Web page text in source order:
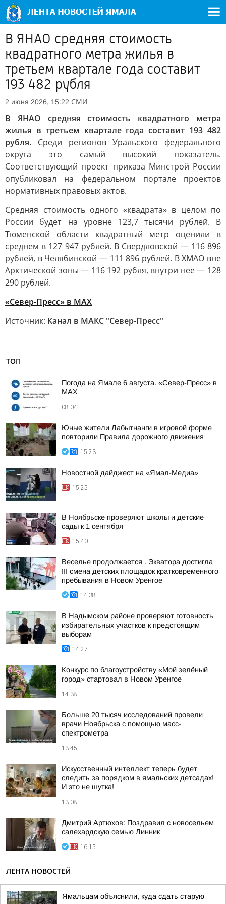
В ЯНАО средняя стоимость
квадратного метра жилья в
третьем квартале года составит
193 482 рубля
2 июня 2026, 15:22 СМИ
В ЯНАО средняя стоимость квадратного метра
жилья в третьем квартале года составит 193 482
рубля. Среди регионов Уральского федерального
округа это самый высокий показатель.
Соответствующий проект приказа Минстрой России
опубликовал на федеральном портале проектов
нормативных правовых актов.
Средняя стоимость одного «квадрата» в целом по
России будет на уровне 123,7 тысячи рублей. В
Тюменской области квадратный метр оценили в
среднем в 127 947 рублей. В Свердловской — 116 896
рублей, в Челябинской — 111 896 рублей. В ХМАО вне
Арктической зоны — 116 192 рубля, внутри нее — 128
290 рублей.
«Север-Пресс» в MAX
Источник: Канал в МАКС "Север-Пресс"
ТОП
Погода на Ямале 6 августа. «Север-Пресс» в
MAX
08:04
Юные жители Лабытнанги в игровой форме
повторили Правила дорожного движения
15:23
Новостной дайджест на «Ямал-Медиа»
15:25
В Ноябрьске проверяют школы и детские
сады к 1 сентября
15:40
Веселье продолжается . Экватора достигла
III смена детских площадок кратковременного
пребывания в Новом Уренгое
14:38
В Надымском районе проверяют готовность
избирательных участков к предстоящим
выборам
14:27
Конкурс по благоустройству «Мой зелёный
город» стартовал в Новом Уренгое
14:38
Больше 20 тысяч исследований провели
врачи Ноябрьска с помощью масс-
спектрометра
13:45
Искусственный интеллект теперь будет
следить за порядком в ямальских детсадах!
И это не шутка!
13:08
Дмитрий Артюхов: Поздравил с новосельем
салехардскую семью Линник
16:15
ЛЕНТА НОВОСТЕЙ
Ямальцам объяснили, куда сдать старую